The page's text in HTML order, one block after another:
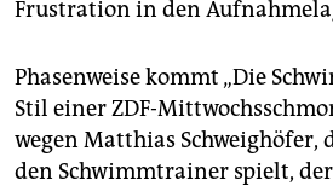
Frustration in den
Phasenweise kommt „Die
Stil einer ZDF-
wegen Matthias Schweighöfer,
den Schwimmtrainer spielt,